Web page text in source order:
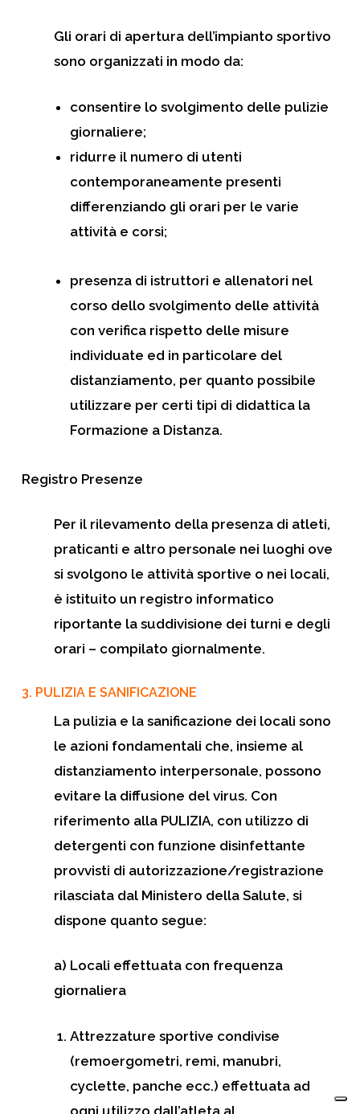
Gli orari di apertura dell’impianto sportivo
sono organizzati in modo da:
consentire lo svolgimento delle pulizie
giornaliere;
ridurre il numero di utenti
contemporaneamente presenti
differenziando gli orari per le varie
attività e corsi;
presenza di istruttori e allenatori nel
corso dello svolgimento delle attività
con verifica rispetto delle misure
individuate ed in particolare del
distanziamento, per quanto possibile
utilizzare per certi tipi di didattica la
Formazione a Distanza.
Registro Presenze
Per il rilevamento della presenza di atleti,
praticanti e altro personale nei luoghi ove
si svolgono le attività sportive o nei locali,
è istituito un registro informatico
riportante la suddivisione dei turni e degli
orari – compilato giornalmente.
3. PULIZIA E SANIFICAZIONE
La pulizia e la sanificazione dei locali sono
le azioni fondamentali che, insieme al
distanziamento interpersonale, possono
evitare la diffusione del virus. Con
riferimento alla PULIZIA, con utilizzo di
detergenti con funzione disinfettante
provvisti di autorizzazione/registrazione
rilasciata dal Ministero della Salute, si
dispone quanto segue:
a) Locali effettuata con frequenza
giornaliera
Attrezzature sportive condivise
(remoergometri, remi, manubri,
cyclette, panche ecc.) effettuata ad
ogni utilizzo dall’atleta al